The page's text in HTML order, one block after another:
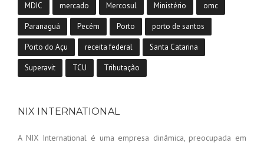
MDIC mercado Mercosul Ministério omc
Paranaguá Pecém Porto porto de santos
Porto do Açu receita federal Santa Catarina
Superavit TCU Tributação
NIX INTERNATIONAL
A NIX International é uma empresa dinâmica, preocupada em